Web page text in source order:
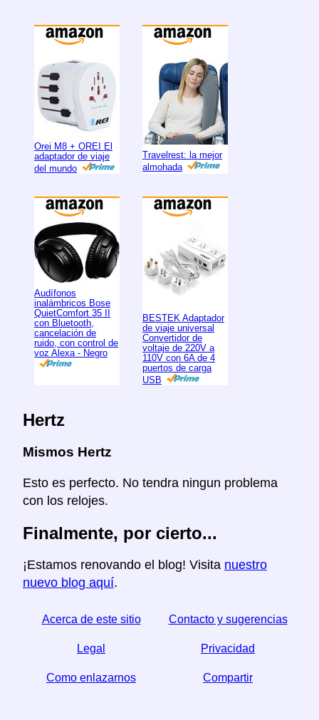
Orei M8 + OREI El
adaptador de viaje
del mundo
Travelrest: la mejor
almohada
Audífonos
inalámbricos Bose
QuietComfort 35 II
con Bluetooth,
cancelación de
ruido, con control de
voz Alexa - Negro
BESTEK Adaptador
de viaje universal
Convertidor de
voltaje de 220V a
110V con 6A de 4
puertos de carga
USB
Hertz
Mismos Hertz
Esto es perfecto. No tendra ningun problema
con los relojes.
Finalmente, por cierto...
¡Estamos renovando el blog! Visita nuestro
nuevo blog aquí.
Acerca de este sitio Contacto y sugerencias
Legal Privacidad
Como enlazarnos Compartir